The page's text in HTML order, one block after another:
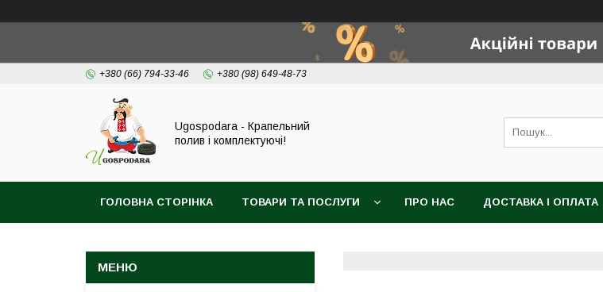
+380 (66) 794-33-46 +380 (98) 649-48-73
Ugospodara - Крапельний
полив і комплектуючі!
ГОЛОВНА СТОРІНКА ТОВАРИ ТА ПОСЛУГИ ПРО НАС ДОСТАВКА І ОПЛАТА